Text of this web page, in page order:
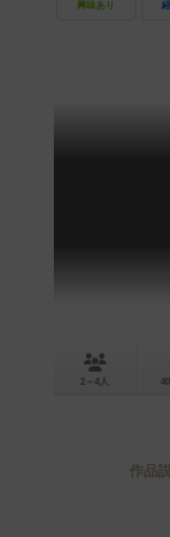
興味あり
2～4人
作品